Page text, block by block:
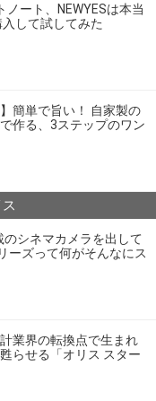
ート、NEWYESは本当
して試してみた
簡単で旨い！ 自家製の
作る、3ステップのワン
シネマカメラを出して
ーズって何がそんなにス
業界の転換点で生まれ
らせる「オリス スター